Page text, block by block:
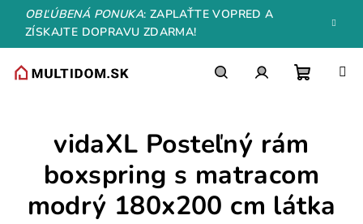
Prejsť
obsah
OBĽÚBENÁ PONUKA: ZAPLAŤTE VOPRED A
ZÍSKAJTE DOPRAVU ZDARMA!
košík
vidaXL Posteľný rám
boxspring s matracom
modrý 180x200 cm látka